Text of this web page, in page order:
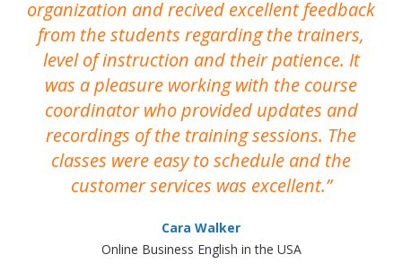
organization and recived excellent feedback
from the students regarding the trainers,
level of instruction and their patience. It
was a pleasure working with the course
coordinator who provided updates and
recordings of the training sessions. The
classes were easy to schedule and the
customer services was excellent.
Cara Walker
Online Business English in the USA